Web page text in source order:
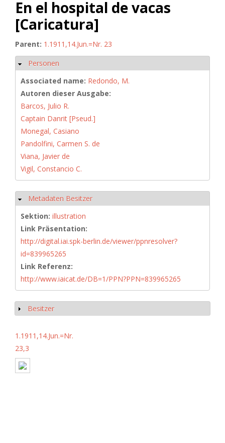
En el hospital de vacas
[Caricatura]
Parent: 1.1911,14.Jun.=Nr. 23
Hide
Personen
Associated name: Redondo, M.
Autoren dieser Ausgabe:
Barcos, Julio R.
Captain Danrit [Pseud.]
Monegal, Casiano
Pandolfini, Carmen S. de
Viana, Javier de
Vigil, Constancio C.
Hide
Metadaten Besitzer
Sektion: illustration
Link Präsentation:
http://digital.iai.spk-berlin.de/viewer/ppnresolver?
id=839965265
Link Referenz:
http://www.iaicat.de/DB=1/PPN?PPN=839965265
Show
Besitzer
1.1911,14.Jun.=Nr.
23,3